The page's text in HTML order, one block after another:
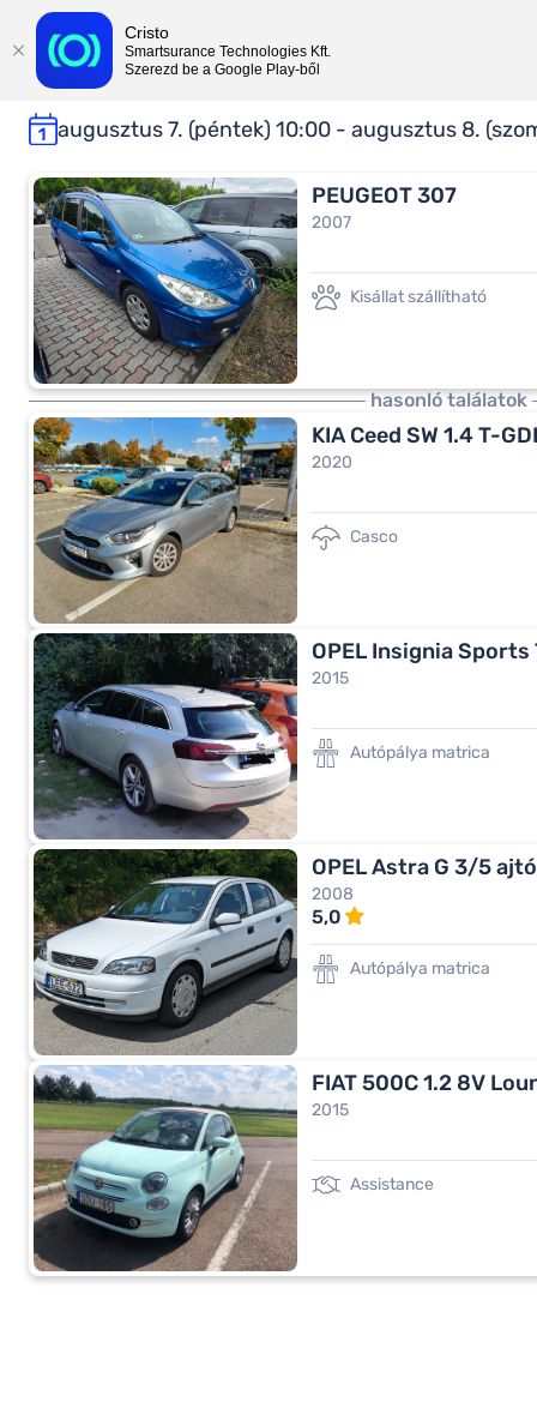
Cristo
Smartsurance Technologies Kft.
Szerezd be a Google Play-ből
augusztus 7. (péntek) 10:00 - augusztus 8.
PEUGEOT 307
2007
Kisállat szállítható
hasonló találatok
KIA Ceed SW 1.4 T-
2020
Casco
2015
Autópálya matrica
OPEL Astra G 3/5
2008
5,0
Autópálya matrica
FIAT 500C 1.2 8V
2015
Assistance